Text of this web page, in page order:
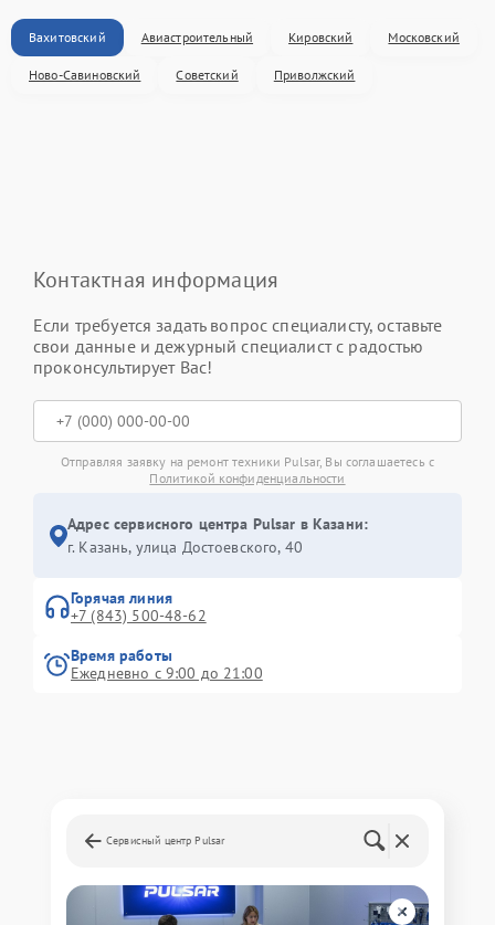
Вахитовский Авиастроительный Кировский Московский
Ново-Савиновский Советский Приволжский
Контактная информация
Если требуется задать вопрос специалисту, оставьте
свои данные и дежурный специалист с радостью
проконсультирует Вас!
Отправляя заявку на ремонт техники Pulsar, Вы соглашаетесь с
Политикой конфиденциальности
Адрес сервисного центра Pulsar в Казани:
г. Казань, улица Достоевского, 40
Горячая линия
+7 (843) 500-48-62
Время работы
Ежедневно с 9:00 до 21:00
Сервисный центр Pulsar